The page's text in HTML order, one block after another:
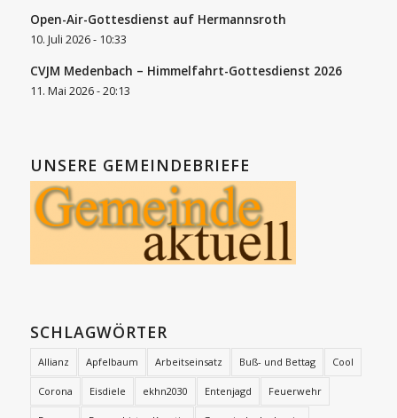
Open-Air-Gottesdienst auf Hermannsroth
10. Juli 2026 - 10:33
CVJM Medenbach – Himmelfahrt-Gottesdienst 2026
11. Mai 2026 - 20:13
UNSERE GEMEINDEBRIEFE
SCHLAGWÖRTER
Allianz Apfelbaum Arbeitseinsatz Buß- und Bettag Cool
Corona Eisdiele ekhn2030 Entenjagd Feuerwehr